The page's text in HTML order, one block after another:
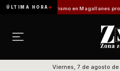
ÚLTIMA HORA
Turismo en Magallanes proyecta su
Viernes, 7 de agosto